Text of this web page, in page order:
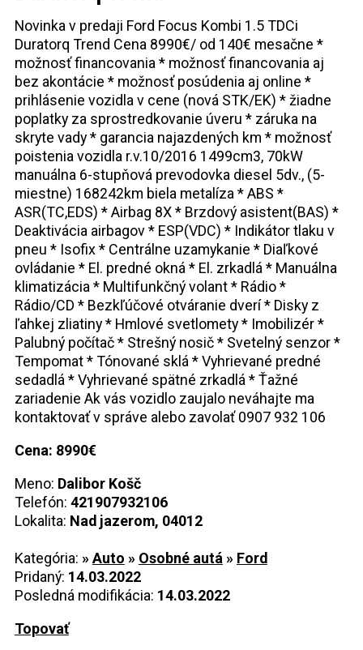
Novinka v predaji Ford Focus Kombi 1.5 TDCi
Duratorq Trend Cena 8990€/ od 140€ mesačne *
možnosť financovania * možnosť financovania aj
bez akontácie * možnosť posúdenia aj online *
prihlásenie vozidla v cene (nová STK/EK) * žiadne
poplatky za sprostredkovanie úveru * záruka na
skryte vady * garancia najazdených km * možnosť
poistenia vozidla r.v.10/2016 1499cm3, 70kW
manuálna 6-stupňová prevodovka diesel 5dv., (5-
miestne) 168242km biela metalíza * ABS *
ASR(TC,EDS) * Airbag 8X * Brzdový asistent(BAS) *
Deaktivácia airbagov * ESP(VDC) * Indikátor tlaku v
pneu * Isofix * Centrálne uzamykanie * Diaľkové
ovládanie * El. predné okná * El. zrkadlá * Manuálna
klimatizácia * Multifunkčný volant * Rádio *
Rádio/CD * Bezkľúčové otváranie dverí * Disky z
ľahkej zliatiny * Hmlové svetlomety * Imobilizér *
Palubný počítač * Strešný nosič * Svetelný senzor *
Tempomat * Tónované sklá * Vyhrievané predné
sedadlá * Vyhrievané spätné zrkadlá * Ťažné
zariadenie Ak vás vozidlo zaujalo neváhajte ma
kontaktovať v správe alebo zavolať 0907 932 106
Cena: 8990€
Meno: Dalibor Košč
Telefón: 421907932106
Lokalita: Nad jazerom, 04012
Kategória: »Auto » Osobné autá » Ford
Pridaný: 14.03.2022
Posledná modifikácia: 14.03.2022
Topovať